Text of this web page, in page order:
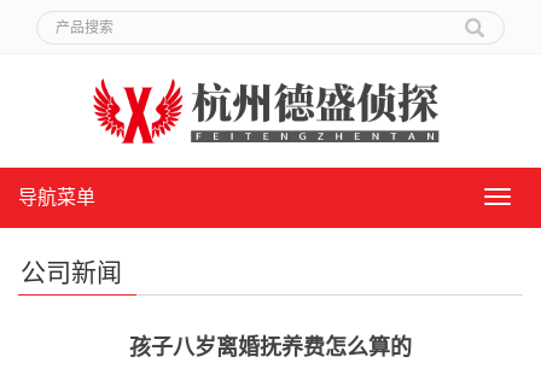
导
导航菜单
公司新闻
孩子八岁离婚抚养费怎么算的